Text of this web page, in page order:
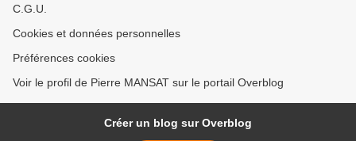
C.G.U.
Cookies et données personnelles
Préférences cookies
Voir le profil de Pierre MANSAT sur le portail Overblog
Créer un blog sur Overblog